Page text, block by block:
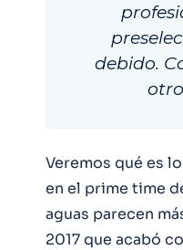
debido.
Veremos qué es
en el prime time
aguas parecen
2017 que acabó